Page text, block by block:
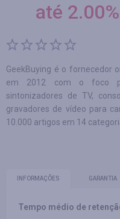
até 2.00%
GeekBuying é o fornecedor
em 2012 com o foco
sintonizadores de TV,
gravadores de vídeo para
10.000 artigos em 14
INFORMAÇÕES GARANTIA
Tempo médio de